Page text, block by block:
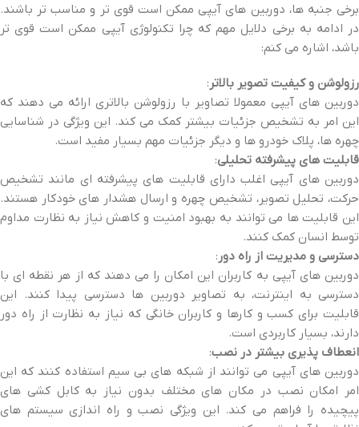
برخی جنبه‌ ها، دوربین‌ های آیپی ممکن است قوی‌ تر و مناسب‌ تر باشند.
در ادامه به برخی دلایل مهم که چرا تکنولوژی آیپی ممکن است قوی‌ تر
باشد، اشاره می‌ کنم:
رزولوشن و کیفیت تصویر بالاتر :
دوربین‌ های آیپی معمولا تصاویر با رزولوشن بالاتری ارائه می‌ دهند که
این امر به تشخیص جزئیات بیشتر کمک می‌ کند. این ویژگی در شناسایی
چهره‌ ها، پلاک خودرو ها و دیگر جزئیات مهم بسیار مفید است.
قابلیت‌ های پیشرفته تحلیلی:
دوربین‌ های آیپی اغلب دارای قابلیت‌ های پیشرفته‌ ای مانند تشخیص
حرکت، تحلیل تصویر، تشخیص چهره و ارسال هشدار های خودکار هستند.
این قابلیت‌ ها می‌ توانند به بهبود امنیت و کاهش نیاز به نظارت مداوم
توسط انسان کمک کنند.
دسترسی و مدیریت از راه دور :
دوربین‌ های آیپی به کاربران این امکان را می‌ دهند که از هر نقطه‌ ای با
دسترسی به اینترنت، به تصاویر دوربین‌ ها دسترسی پیدا کنند. این
قابلیت برای کسب‌ و کارها و کاربران خانگی که نیاز به نظارت از راه دور
دارند، بسیار کاربردی است.
انعطاف‌ پذیری بیشتر در نصب:
دوربین‌ های آیپی می‌ توانند از شبکه‌ های بی‌ سیم استفاده کنند که این
امر امکان نصب در مکان‌ های مختلف بدون نیاز به کابل‌ کشی‌ های
پیچیده را فراهم می‌ کند. این ویژگی نصب و راه‌ اندازی سیستم‌ های